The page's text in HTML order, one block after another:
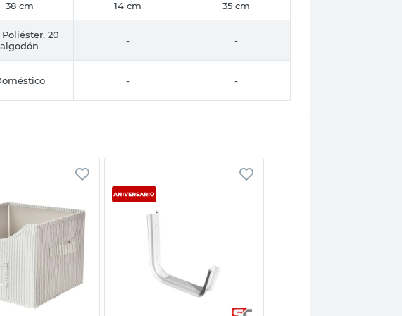
38 cm 14 cm 35 cm
Poliéster, 20
algodón
- -
- -
Vista rápida Vista rápida